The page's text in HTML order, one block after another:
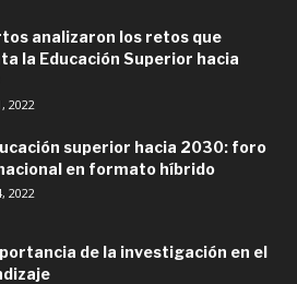
analizaron los retos que
la Educación Superior hacia
2022
superior hacia 2030: foro
en formato híbrido
2022
de la investigación en el